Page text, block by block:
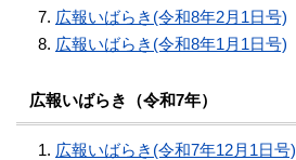
広報いばらき(令和8年2月1日号)
広報いばらき(令和8年1月1日号)
広報いばらき（令和7年）
広報いばらき(令和7年12月1日号)